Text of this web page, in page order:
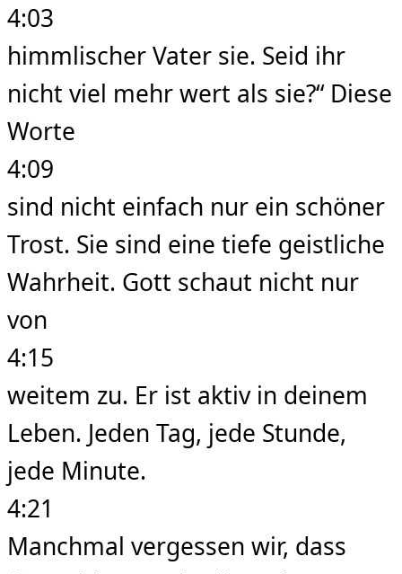
4:03
himmlischer Vater sie. Seid ihr
nicht viel mehr wert als sie?“ Diese
Worte
4:09
sind nicht einfach nur ein schöner
Trost. Sie sind eine tiefe geistliche
Wahrheit. Gott schaut nicht nur
von
4:15
weitem zu. Er ist aktiv in deinem
Leben. Jeden Tag, jede Stunde,
jede Minute.
4:21
Manchmal vergessen wir, dass